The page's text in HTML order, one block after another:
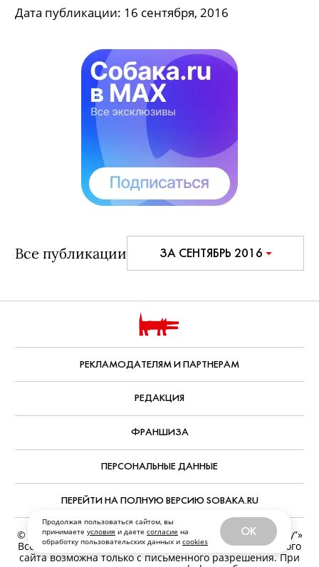
Продолжая пользоваться сайтом, вы
принимаете условия и даете согласие на
обработку пользовательских данных и cookies
OK
Дата публикации: 16 сентября, 2016
Все публикации ЗА СЕНТЯБРЬ 2016
РЕКЛАМОДАТЕЛЯМ И ПАРТНЕРАМ
РЕДАКЦИЯ
ФРАНШИЗА
ПЕРСОНАЛЬНЫЕ ДАННЫЕ
ПЕРЕЙТИ НА ПОЛНУЮ ВЕРСИЮ SOBAKA.RU
© ООО «Журналы и сайты «Фабрика контента “Точка Ру”»
Все права защищены. Перепечатка материалов данного
сайта возможна только с письменного разрешения. При